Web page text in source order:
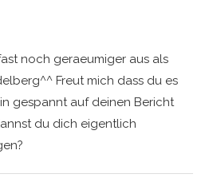
noch geraeumiger aus als
Freut mich dass du es
gespannt auf deinen Bericht
du dich eigentlich